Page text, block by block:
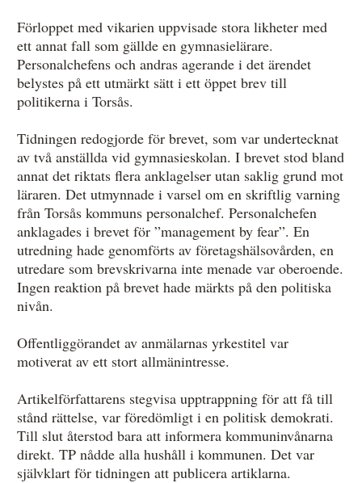
Förloppet med vikarien uppvisade stora likheter med
ett annat fall som gällde en gymnasielärare.
Personalchefens och andras agerande i det ärendet
belystes på ett utmärkt sätt i ett öppet brev till
politikerna i Torsås.
Tidningen redogjorde för brevet, som var undertecknat
av två anställda vid gymnasieskolan. I brevet stod bland
annat det riktats flera anklagelser utan saklig grund mot
läraren. Det utmynnade i varsel om en skriftlig varning
från Torsås kommuns personalchef. Personalchefen
anklagades i brevet för ”management by fear”. En
utredning hade genomförts av företagshälsovården, en
utredare som brevskrivarna inte menade var oberoende.
Ingen reaktion på brevet hade märkts på den politiska
nivån.
Offentliggörandet av anmälarnas yrkestitel var
motiverat av ett stort allmänintresse.
Artikelförfattarens stegvisa upptrappning för att få till
stånd rättelse, var föredömligt i en politisk demokrati.
Till slut återstod bara att informera kommuninvånarna
direkt. TP nådde alla hushåll i kommunen. Det var
självklart för tidningen att publicera artiklarna.